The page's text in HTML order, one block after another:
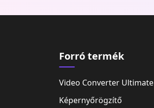
Forró termék
Video Converter Ultimate
Képernyőrögzítő